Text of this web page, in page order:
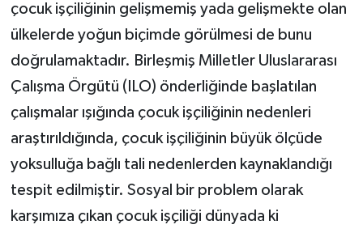
çocuk işçiliğinin gelişmemiş yada gelişmekte olan
ülkelerde yoğun biçimde görülmesi de bunu
doğrulamaktadır. Birleşmiş Milletler Uluslararası
Çalışma Örgütü (ILO) önderliğinde başlatılan
çalışmalar ışığında çocuk işçiliğinin nedenleri
araştırıldığında, çocuk işçiliğinin büyük ölçüde
yoksulluğa bağlı tali nedenlerden kaynaklandığı
tespit edilmiştir. Sosyal bir problem olarak
karşımıza çıkan çocuk işçiliği dünyada ki